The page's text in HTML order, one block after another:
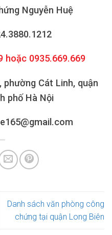
Nguyễn Huệ
hoặc 0935.669.669
Cát Linh, quận
phố Hà Nội
Danh sách văn phòng công
chứng tại quận Long Biên